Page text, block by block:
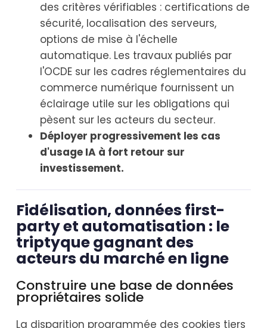
des critères vérifiables : certifications de
sécurité, localisation des serveurs,
options de mise à l'échelle
automatique. Les travaux publiés par
l'OCDE sur les cadres réglementaires du
commerce numérique fournissent un
éclairage utile sur les obligations qui
pèsent sur les acteurs du secteur.
Déployer progressivement les cas
d'usage IA à fort retour sur
investissement.
Fidélisation, données first-
party et automatisation : le
triptyque gagnant des
acteurs du marché en ligne
Construire une base de données
propriétaires solide
La disparition programmée des cookies tiers